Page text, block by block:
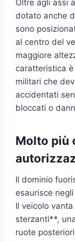
Oltre agli assi
dotato anche
sono
al centro del
maggiore
caratteristica
militari che
accidentati
bloccati o
Molto più
Il dominio
esaurisce
Il veicolo
sterzanti**,
ruote